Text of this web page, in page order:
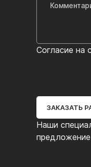
Наши
предложение
Согласие на
ЗАКАЗАТЬ